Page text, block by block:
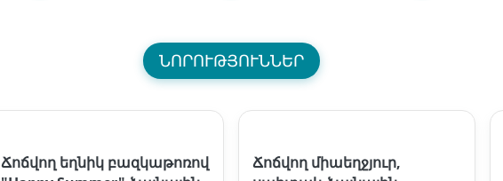
ՆՈՐՈՒԹՅՈՒՆՆԵՐ
Ճոճվող եղնիկ բազկաթոռով
Ճոճվող միաեղջյուր,